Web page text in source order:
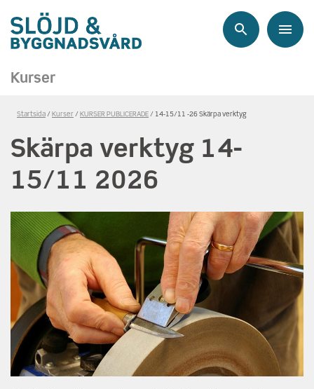
Kurser
Länkstig,
är
sidan
verktyg
14-
15/11
2026
Startsida Kurser KURSER PUBLICERADE 14-15/11 -26 Skärpa verktyg
Skärpa verktyg 14-
15/11 2026